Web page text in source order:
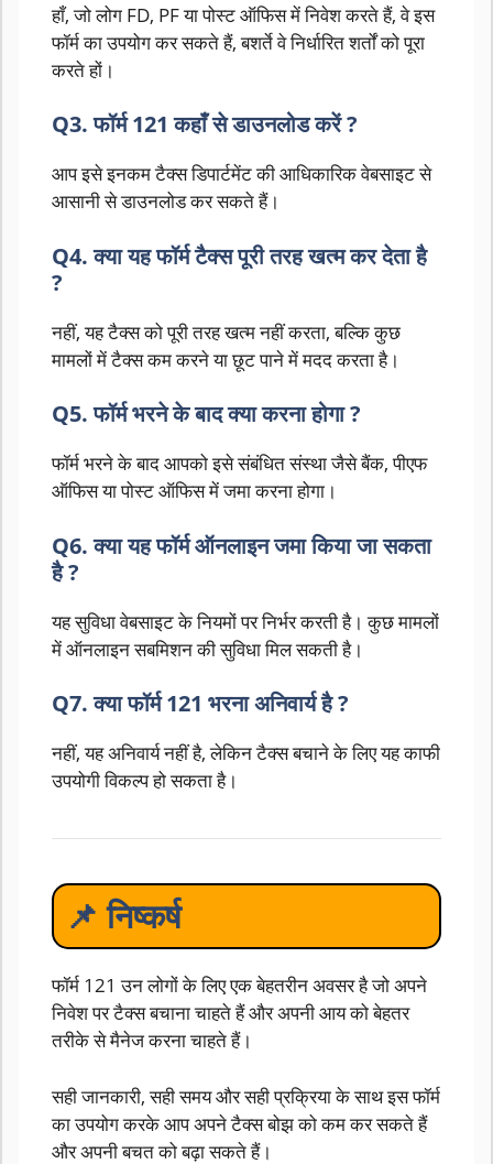
हाँ, जो लोग FD, PF या पोस्ट ऑफिस में निवेश करते हैं, वे इस
फॉर्म का उपयोग कर सकते हैं, बशर्ते वे निर्धारित शर्तों को पूरा
करते हों।
Q3. फॉर्म 121 कहाँ से डाउनलोड करें ?
आप इसे इनकम टैक्स डिपार्टमेंट की आधिकारिक वेबसाइट से
आसानी से डाउनलोड कर सकते हैं।
Q4. क्या यह फॉर्म टैक्स पूरी तरह खत्म कर देता है
?
नहीं, यह टैक्स को पूरी तरह खत्म नहीं करता, बल्कि कुछ
मामलों में टैक्स कम करने या छूट पाने में मदद करता है।
Q5. फॉर्म भरने के बाद क्या करना होगा ?
फॉर्म भरने के बाद आपको इसे संबंधित संस्था जैसे बैंक, पीएफ
ऑफिस या पोस्ट ऑफिस में जमा करना होगा।
Q6. क्या यह फॉर्म ऑनलाइन जमा किया जा सकता
है ?
यह सुविधा वेबसाइट के नियमों पर निर्भर करती है। कुछ मामलों
में ऑनलाइन सबमिशन की सुविधा मिल सकती है।
Q7. क्या फॉर्म 121 भरना अनिवार्य है ?
नहीं, यह अनिवार्य नहीं है, लेकिन टैक्स बचाने के लिए यह काफी
उपयोगी विकल्प हो सकता है।
📌 निष्कर्ष
फॉर्म 121 उन लोगों के लिए एक बेहतरीन अवसर है जो अपने
निवेश पर टैक्स बचाना चाहते हैं और अपनी आय को बेहतर
तरीके से मैनेज करना चाहते हैं।
सही जानकारी, सही समय और सही प्रक्रिया के साथ इस फॉर्म
का उपयोग करके आप अपने टैक्स बोझ को कम कर सकते हैं
और अपनी बचत को बढ़ा सकते हैं।